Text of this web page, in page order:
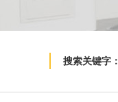
搜索关键字：